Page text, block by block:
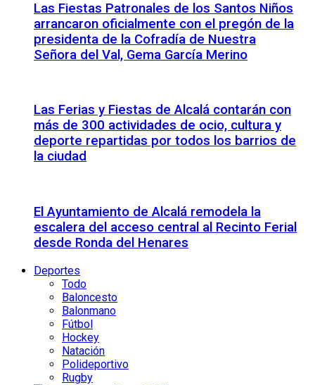
Las Fiestas Patronales de los Santos Niños
arrancaron oficialmente con el pregón de la
presidenta de la Cofradía de Nuestra
Señora del Val, Gema García Merino
Las Ferias y Fiestas de Alcalá contarán con
más de 300 actividades de ocio, cultura y
deporte repartidas por todos los barrios de
la ciudad
El Ayuntamiento de Alcalá remodela la
escalera del acceso central al Recinto Ferial
desde Ronda del Henares
Deportes
Todo
Baloncesto
Balonmano
Fútbol
Hockey
Natación
Polideportivo
Rugby